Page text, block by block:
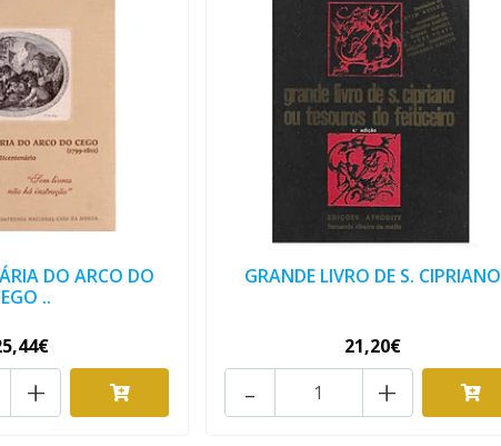
DO ARCO DO
..
+
GRANDE LIVRO DE S. CIPRIANO
21,20€
+
-